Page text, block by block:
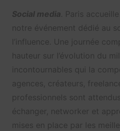
Social media . Paris
notre événement dédié au
l’influence. Une journée
hauteur sur l’évolution du
incontournables qui la
agences, créateurs,
professionnels sont
échanger, networker et
mises en place par les